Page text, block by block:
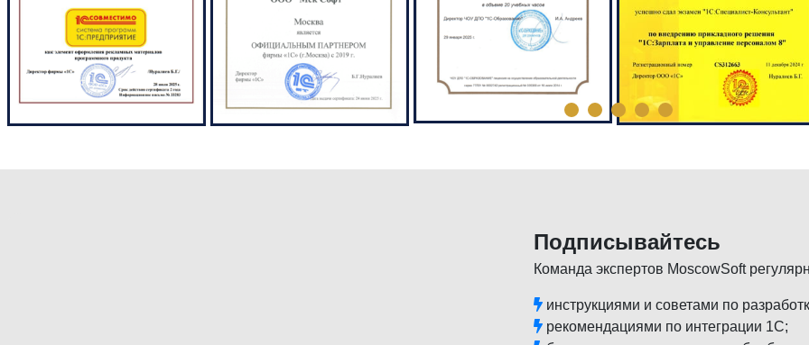
Подписывайтесь
Команда экспертов MoscowSoft
инструкциями и советами по
рекомендациями по интеграции 1С;